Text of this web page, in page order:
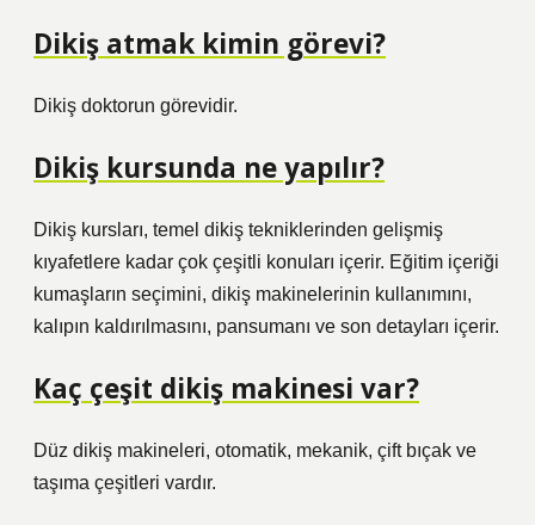
Dikiş atmak kimin görevi?
Dikiş doktorun görevidir.
Dikiş kursunda ne yapılır?
Dikiş kursları, temel dikiş tekniklerinden gelişmiş
kıyafetlere kadar çok çeşitli konuları içerir. Eğitim içeriği
kumaşların seçimini, dikiş makinelerinin kullanımını,
kalıpın kaldırılmasını, pansumanı ve son detayları içerir.
Kaç çeşit dikiş makinesi var?
Düz dikiş makineleri, otomatik, mekanik, çift bıçak ve
taşıma çeşitleri vardır.